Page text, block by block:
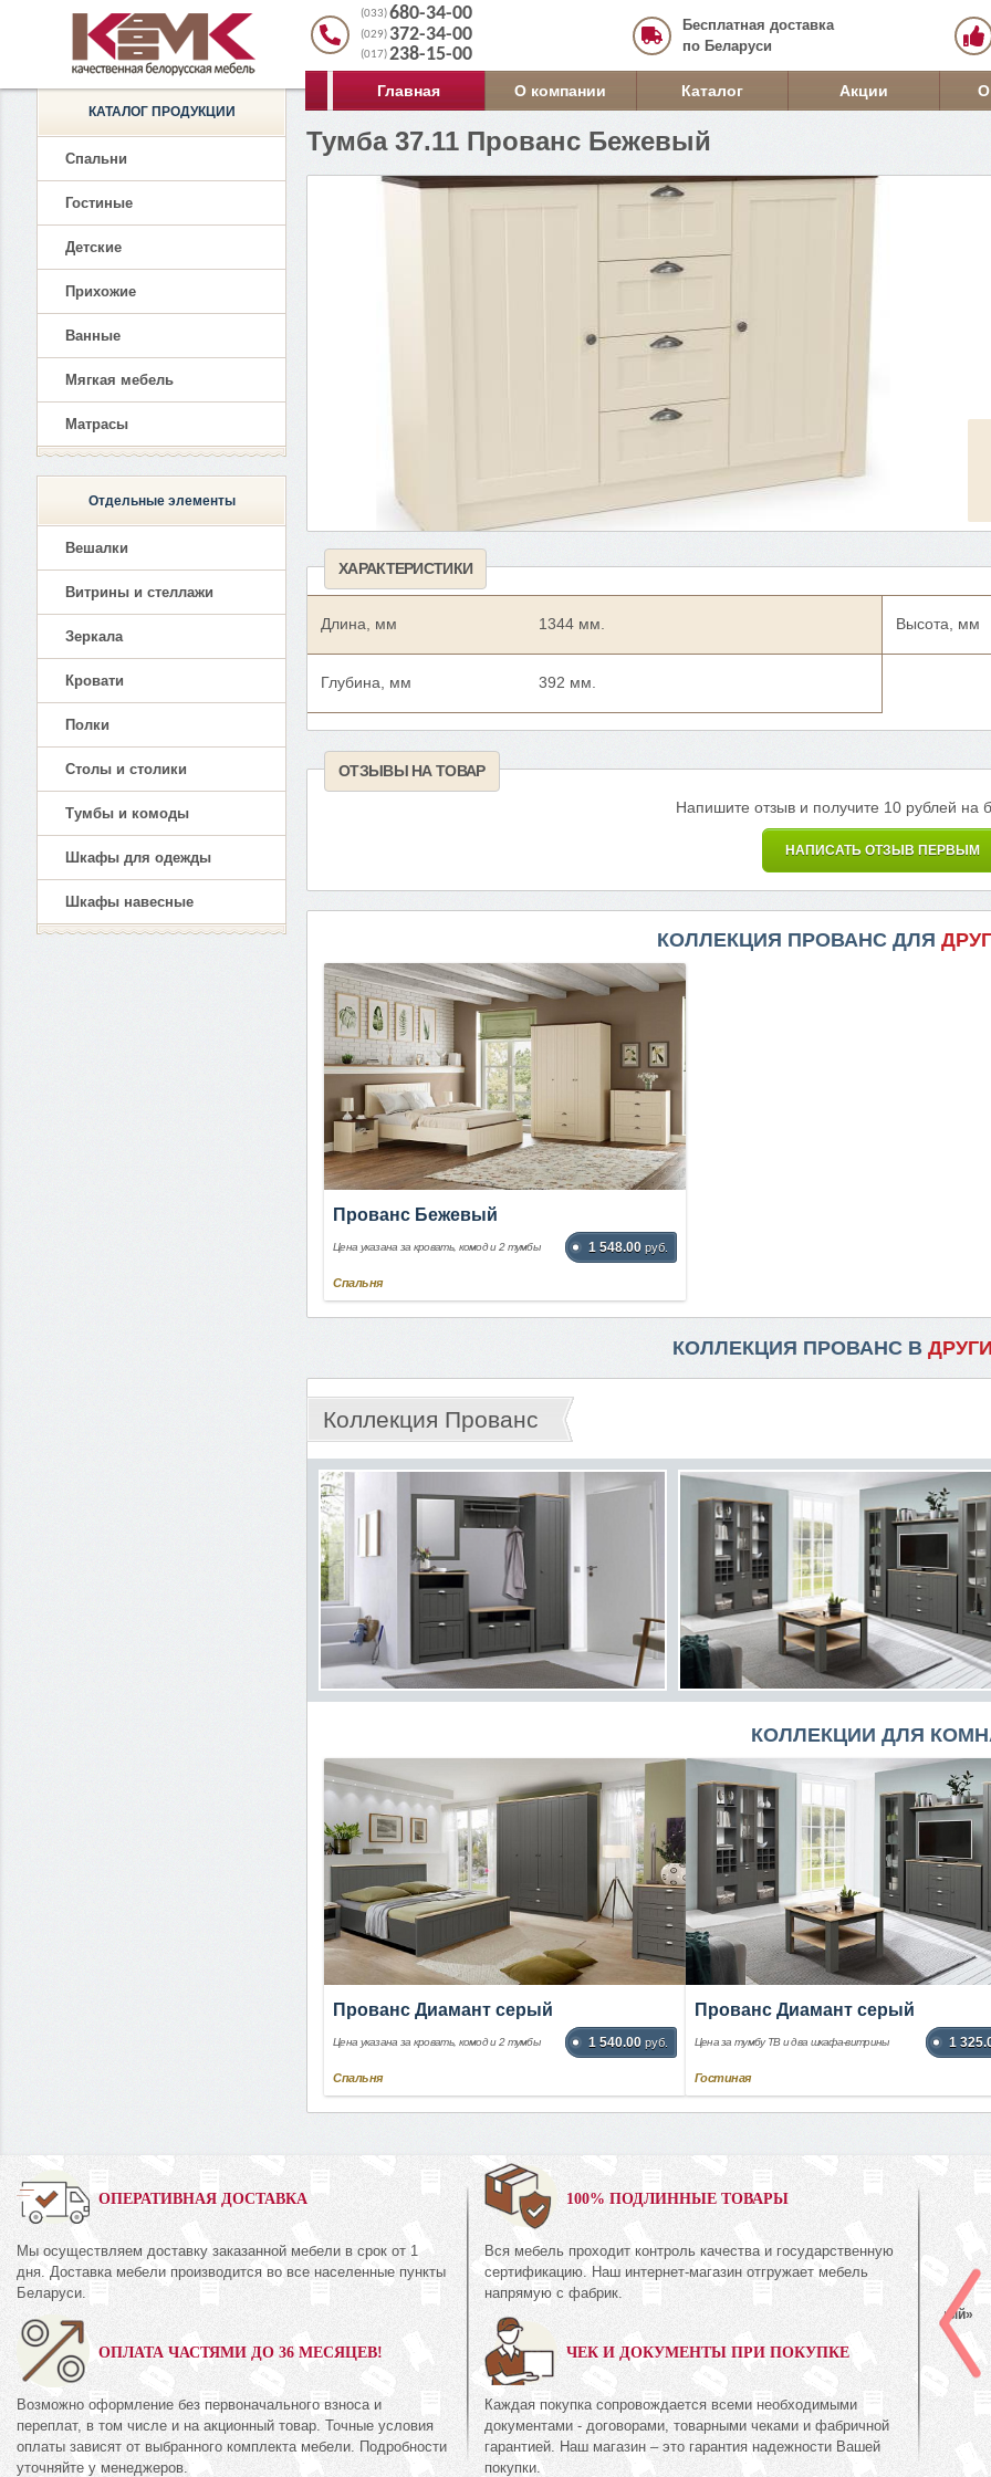
(033)680-34-00
(029) 372-34-00
(017)238-15-00
Бесплатная доставка
по Беларуси
Главная О компании Каталог Акции
Тумба 37.11 Прованс Бежевый
ХАРАКТЕРИСТИКИ
Длина, мм 1344 мм.
Глубина, мм 392 мм.
Высота, мм
ОТЗЫВЫ НА ТОВАР
Напишите отзыв и получите 10 рублей на
НАПИСАТЬ ОТЗЫВ ПЕРВЫМ
КОЛЛЕКЦИЯ ПРОВАНС ДЛЯ
Прованс Бежевый
Цена указана за кровать, комод и 2 тумбы 1 548.00 руб.
Спальня
КОЛЛЕКЦИЯ ПРОВАНС В
Коллекция Прованс
КОЛЛЕКЦИИ ДЛЯ
Прованс Диамант серый
Цена указана за кровать, комод и 2 тумбы 1 540.00 руб.
Спальня
Прованс Диамант серый
Цена за тумбу ТВ и два шкафа-витрины 1
Гостиная
КАТАЛОГ ПРОДУКЦИИ
Спальни
Гостиные
Детские
Прихожие
Ванные
Мягкая мебель
Матрасы
Отдельные элементы
Вешалки
Витрины и стеллажи
Зеркала
Кровати
Полки
Столы и столики
Тумбы и комоды
Шкафы для одежды
Шкафы навесные
ОПЕРАТИВНАЯ ДОСТАВКА
Мы осуществляем доставку заказанной мебели в срок от 1
дня. Доставка мебели производится во все населенные пункты
Беларуси.
ОПЛАТА ЧАСТЯМИ ДО 36 МЕСЯЦЕВ!
Возможно оформление без первоначального взноса и
переплат, в том числе и на акционный товар. Точные условия
оплаты зависят от выбранного комплекта мебели. Подробности
уточняйте у менеджеров.
100% ПОДЛИННЫЕ ТОВАРЫ
Вся мебель проходит контроль качества и государственную
сертификацию. Наш интернет-магазин отгружает мебель
напрямую с фабрик.
ЧЕК И ДОКУМЕНТЫ ПРИ ПОКУПКЕ
Каждая покупка сопровождается всеми необходимыми
документами - договорами, товарными чеками и фабричной
гарантией. Наш магазин – это гарантия надежности Вашей
покупки.
01
руб. 672
Комод 3Я
КМК 0738.10-02
Коллекция «Эстель Дуб
474
0%
Шкаф с витриной (левый)
Коллекция «Эстель Белый»
511руб.